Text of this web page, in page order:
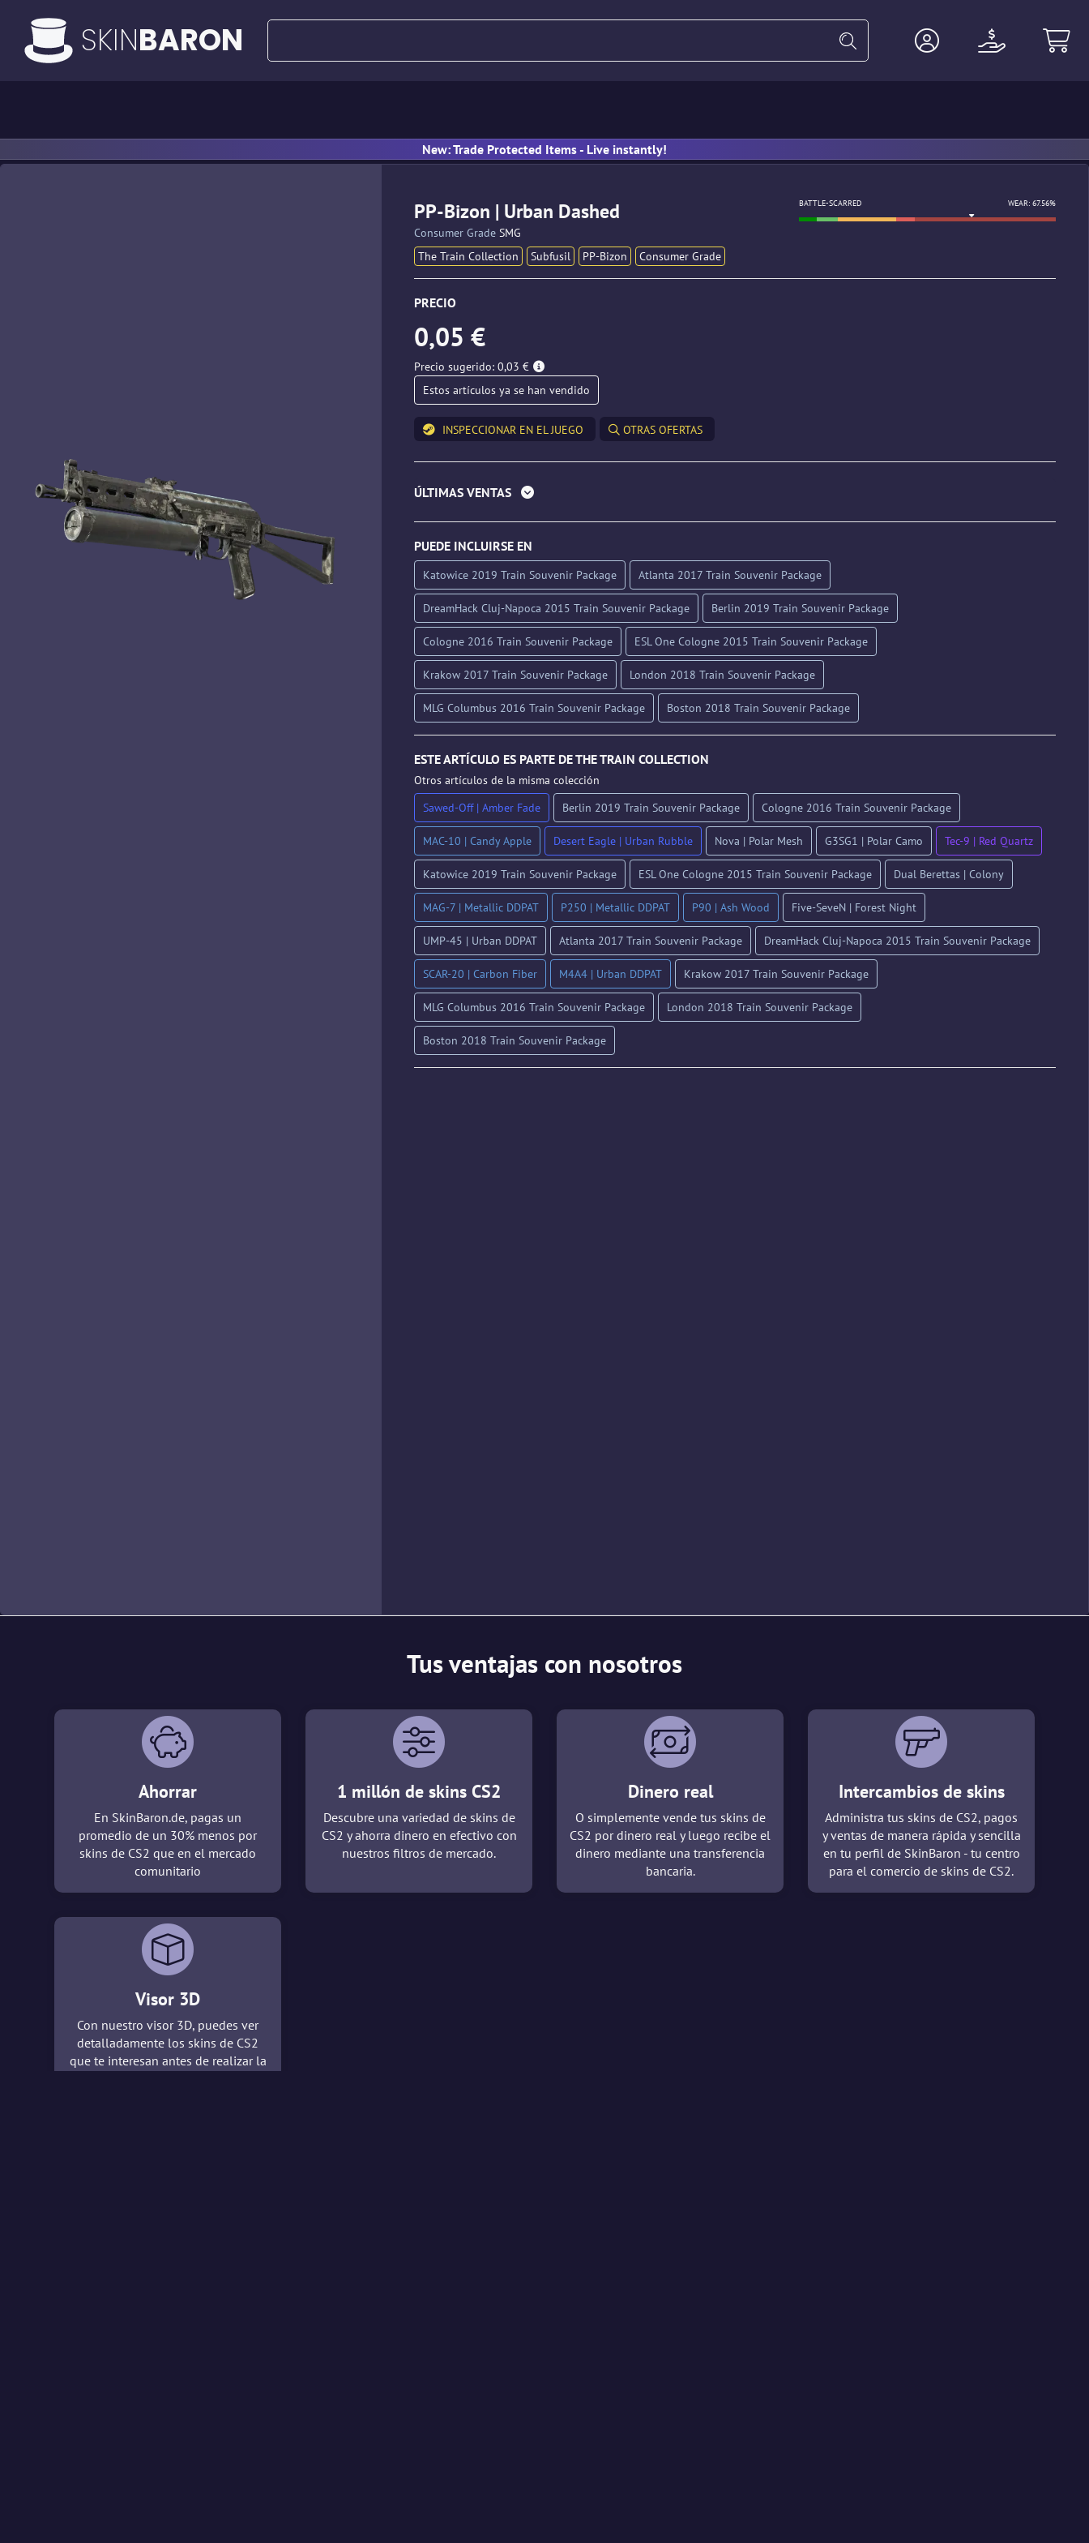
SKINBARON
New: Trade Protected Items - Live instantly!
PP-Bizon | Urban Dashed
Consumer Grade SMG
The Train Collection
Subfusil PP-Bizon Consumer Grade
BATTLE-SCARRED WEAR: 67.56%
PRECIO
0,05 €
Precio sugerido: 0,03 €
Estos artículos ya se han vendido
INSPECCIONAR EN EL JUEGO OTRAS OFERTAS
ÚLTIMAS VENTAS
PUEDE INCLUIRSE EN
Katowice 2019 Train Souvenir Package Atlanta 2017 Train Souvenir Package
DreamHack Cluj-Napoca 2015 Train Souvenir Package Berlin 2019 Train Souvenir Package
Cologne 2016 Train Souvenir Package ESL One Cologne 2015 Train Souvenir Package
Krakow 2017 Train Souvenir Package London 2018 Train Souvenir Package
MLG Columbus 2016 Train Souvenir Package Boston 2018 Train Souvenir Package
ESTE ARTÍCULO ES PARTE DE THE TRAIN COLLECTION
Otros artículos de la misma colección
Sawed-Off | Amber Fade
Berlin 2019 Train Souvenir Package Cologne 2016 Train Souvenir Package
MAC-10 | Candy Apple Desert Eagle | Urban Rubble Nova | Polar Mesh G3SG1 | Polar Camo Tec-9 | Red Quartz
Katowice 2019 Train Souvenir Package ESL One Cologne 2015 Train Souvenir Package Dual Berettas | Colony
MAG-7 | Metallic DDPAT P250 | Metallic DDPAT P90 | Ash Wood Five-SeveN | Forest Night
UMP-45 | Urban DDPAT Atlanta 2017 Train Souvenir Package DreamHack Cluj-Napoca 2015 Train Souvenir Package
SCAR-20 | Carbon Fiber M4A4 | Urban DDPAT Krakow 2017 Train Souvenir Package
MLG Columbus 2016 Train Souvenir Package London 2018 Train Souvenir Package
Boston 2018 Train Souvenir Package
Tus ventajas con nosotros
Ahorrar
En SkinBaron.de, pagas un
promedio de un 30% menos por
skins de CS2 que en el mercado
comunitario
1 millón de skins CS2
Descubre una variedad de skins de
CS2 y ahorra dinero en efectivo con
nuestros filtros de mercado.
Dinero real
O simplemente vende tus skins de
CS2 por dinero real y luego recibe el
dinero mediante una transferencia
bancaria.
Intercambios de skins
Administra tus skins de CS2, pagos
y ventas de manera rápida y sencilla
en tu perfil de SkinBaron - tu centro
para el comercio de skins de CS2.
Visor 3D
Con nuestro visor 3D, puedes ver
detalladamente los skins de CS2
que te interesan antes de realizar la